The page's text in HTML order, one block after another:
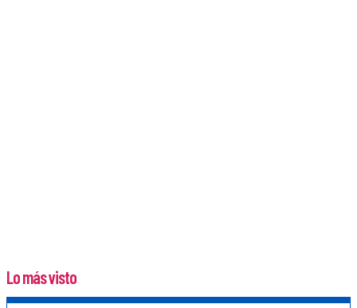
Lo más visto